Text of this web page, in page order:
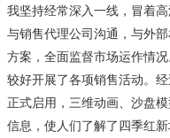
我坚持经常深入一线，冒着
与销售代理公司沟通，与外
方案，全面监督市场运作情
较好开展了各项销售活动。
正式启用，三维动画、沙盘
信息，使人们了解了四季红